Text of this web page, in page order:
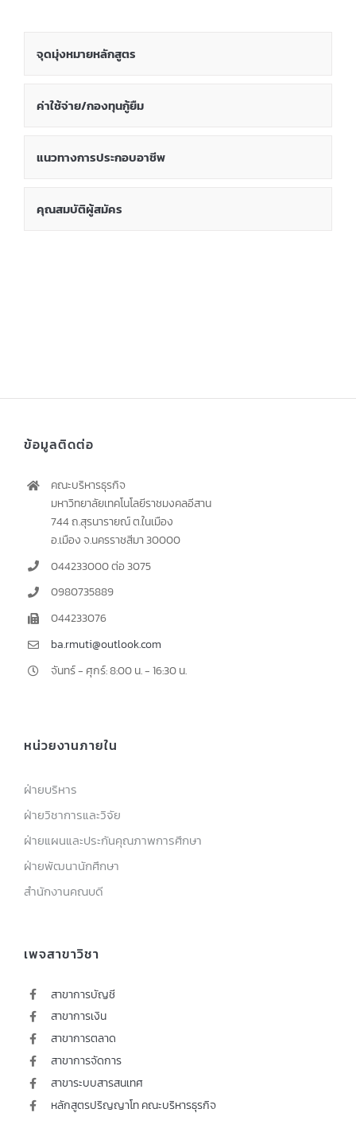
จุดมุ่งหมายหลักสูตร
ค่าใช้จ่าย/กองทุนกู้ยืม
แนวทางการประกอบอาชีพ
คุณสมบัติผู้สมัคร
ข้อมูลติดต่อ
คณะบริหารธุรกิจ
มหาวิทยาลัยเทคโนโลยีราชมงคลอีสาน
744 ถ.สุรนารายณ์ ต.ในเมือง
อ.เมือง จ.นครราชสีมา 30000
044233000 ต่อ 3075
0980735889
044233076
ba.rmuti@outlook.com
จันทร์ - ศุกร์: 8:00 น. - 16:30 น.
หน่วยงานภายใน
ฝ่ายบริหาร
ฝ่ายวิชาการและวิจัย
ฝ่ายแผนและประกันคุณภาพการศึกษา
ฝ่ายพัฒนานักศึกษา
สำนักงานคณบดี
เพจสาขาวิชา
สาขาการบัญชี
สาขาการเงิน
สาขาการตลาด
สาขาการจัดการ
สาขาระบบสารสนเทศ
หลักสูตรปริญญาโท คณะบริหารธุรกิจ